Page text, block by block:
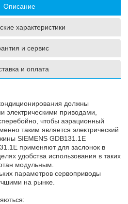
Описание
характеристики
и сервис
и оплата
должны
электрическими приводами,
чтобы аэрационный
таким является электрический
SIEMENS GDB131.1E
применяют для заслонок в
удобства использования в таких
модульным.
параметров сервоприводы
на рынке.